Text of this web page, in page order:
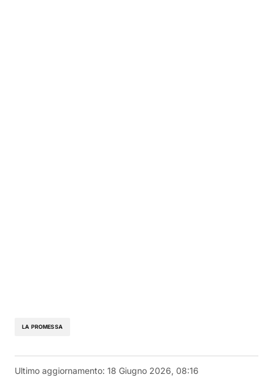
LA PROMESSA
Ultimo aggiornamento: 18 Giugno 2026, 08:16